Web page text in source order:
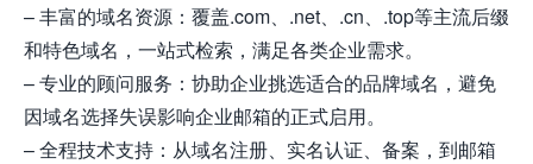
– 丰富的域名资源：覆盖.com、.net、.cn、.top等主流后缀
和特色域名，一站式检索，满足各类企业需求。
– 专业的顾问服务：协助企业挑选适合的品牌域名，避免
因域名选择失误影响企业邮箱的正式启用。
– 全程技术支持：从域名注册、实名认证、备案，到邮箱